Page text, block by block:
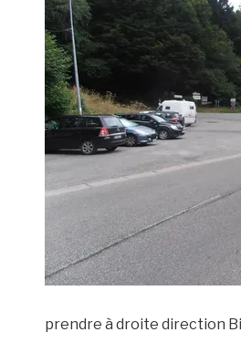
prendre à droite direction